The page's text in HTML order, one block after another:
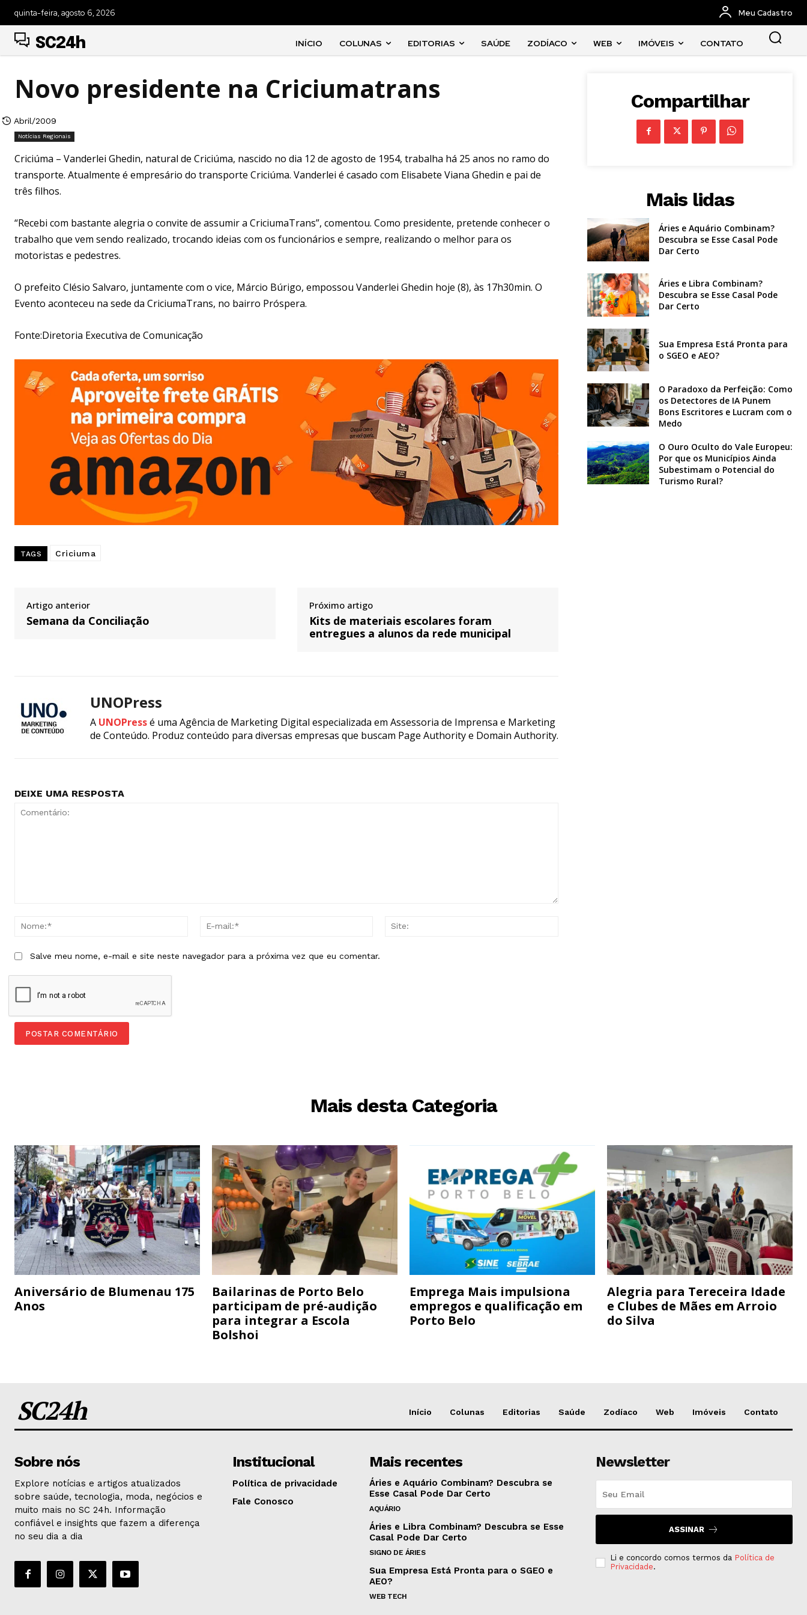
quinta-feira, agosto 6, 2026 Meu Cadastro
SC24h INÍCIO COLUNAS EDITORIAS SAÚDE ZODÍACO WEB IMÓVEIS CONTATO
Novo presidente na Criciumatrans
Abril/2009
Notícias Regionais
Criciúma – Vanderlei Ghedin, natural de Criciúma, nascido no dia 12 de agosto de 1954, trabalha há 25 anos no ramo do
transporte. Atualmente é empresário do transporte Criciúma. Vanderlei é casado com Elisabete Viana Ghedin e pai de
três filhos.
“Recebi com bastante alegria o convite de assumir a CriciumaTrans”, comentou. Como presidente, pretende conhecer o
trabalho que vem sendo realizado, trocando ideias com os funcionários e sempre, realizando o melhor para os
motoristas e pedestres.
O prefeito Clésio Salvaro, juntamente com o vice, Márcio Búrigo, empossou Vanderlei Ghedin hoje (8), às 17h30min. O
Evento aconteceu na sede da CriciumaTrans, no bairro Próspera.
Fonte:Diretoria Executiva de Comunicação
TAGS Criciuma
Artigo anterior
Semana da Conciliação
Próximo artigo
Kits de materiais escolares foram
entregues a alunos da rede municipal
UNOPress
A UNOPressé uma Agência de Marketing Digital especializada em Assessoria de Imprensa e Marketing
de Conteúdo. Produz conteúdo para diversas empresas que buscam Page Authority e Domain Authority.
DEIXE UMA RESPOSTA
Nome:*
Salve meu nome, e-mail e site neste navegador para a próxima vez que eu comentar.
Compartilhar
Mais lidas
Áries e Aquário Combinam?
Descubra se Esse Casal Pode
Dar Certo
Áries e Libra Combinam?
Descubra se Esse Casal Pode
Dar Certo
Sua Empresa Está Pronta para
o SGEO e AEO?
O Paradoxo da Perfeição: Como
os Detectores de IA Punem
Bons Escritores e Lucram com o
Medo
O Ouro Oculto do Vale Europeu:
Por que os Municípios Ainda
Subestimam o Potencial do
Turismo Rural?
Mais desta Categoria
Aniversário de Blumenau 175
Anos
Bailarinas de Porto Belo
participam de pré-audição
para integrar a Escola
Bolshoi
Emprega Mais impulsiona
empregos e qualificação em
Porto Belo
Alegria para Tereceira Idade
e Clubes de Mães em Arroio
do Silva
SC24h Início Colunas Editorias Saúde Zodíaco Web Imóveis Contato
Sobre nós
Explore notícias e artigos atualizados
sobre saúde, tecnologia, moda, negócios e
muito mais no SC 24h. Informação
confiável e insights que fazem a diferença
no seu dia a dia
Institucional
Política de privacidade
Fale Conosco
Mais recentes
Áries e Aquário Combinam? Descubra se
Esse Casal Pode Dar Certo
AQUÁRIO
Áries e Libra Combinam? Descubra se Esse
Casal Pode Dar Certo
SIGNO DE ÁRIES
Sua Empresa Está Pronta para o SGEO e
AEO?
WEB TECH
Newsletter
ASSINAR
Li e concordo comos termos da Política de
Privacidade.